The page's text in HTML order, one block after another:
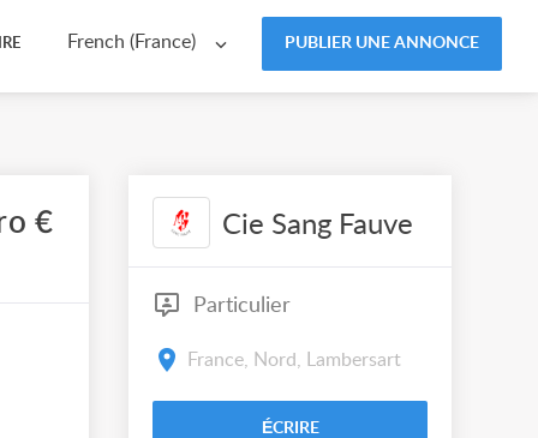
French (France) PUBLIER UNE ANNONCE
€ Cie Sang Fauve
Particulier
France, Nord, Lambersart
ÉCRIRE